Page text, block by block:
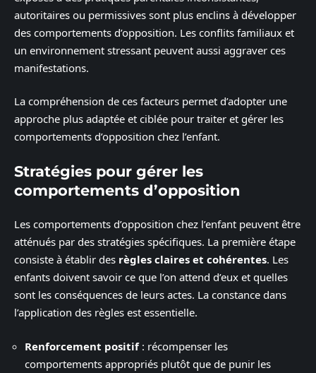
autoritaires ou permissives sont plus enclins à développer
des comportements d’opposition. Les conflits familiaux et
un environnement stressant peuvent aussi aggraver ces
manifestations.
La compréhension de ces facteurs permet d’adopter une
approche plus adaptée et ciblée pour traiter et gérer les
comportements d’opposition chez l’enfant.
Stratégies pour gérer les
comportements d’opposition
Les comportements d’opposition chez l’enfant peuvent être
atténués par des stratégies spécifiques. La première étape
consiste à établir des règles claires et cohérentes. Les
enfants doivent savoir ce que l’on attend d’eux et quelles
sont les conséquences de leurs actes. La constance dans
l’application des règles est essentielle.
Renforcement positif: récompenser les
comportements appropriés plutôt que de punir les